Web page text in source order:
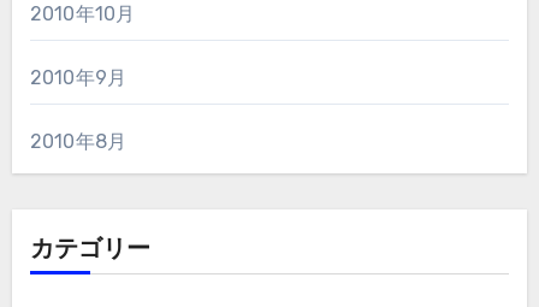
2010年10月
2010年9月
2010年8月
カテゴリー